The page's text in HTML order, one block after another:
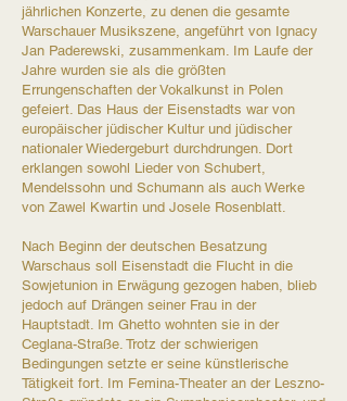
jährlichen Konzerte, zu denen die gesamte
Warschauer Musikszene, angeführt von Ignacy
Jan Paderewski, zusammenkam. Im Laufe der
Jahre wurden sie als die größten
Errungenschaften der Vokalkunst in Polen
gefeiert. Das Haus der Eisenstadts war von
europäischer jüdischer Kultur und jüdischer
nationaler Wiedergeburt durchdrungen. Dort
erklangen sowohl Lieder von Schubert,
Mendelssohn und Schumann als auch Werke
von Zawel Kwartin und Josele Rosenblatt.
Nach Beginn der deutschen Besatzung
Warschaus soll Eisenstadt die Flucht in die
Sowjetunion in Erwägung gezogen haben, blieb
jedoch auf Drängen seiner Frau in der
Hauptstadt. Im Ghetto wohnten sie in der
Ceglana-Straße. Trotz der schwierigen
Bedingungen setzte er seine künstlerische
Tätigkeit fort. Im Femina-Theater an der Leszno-